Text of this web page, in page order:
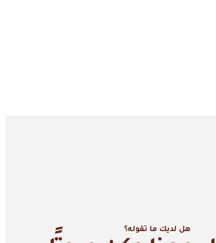
هل لديك ما تقوله؟